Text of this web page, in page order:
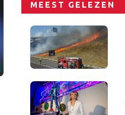
MEEST GELEZEN